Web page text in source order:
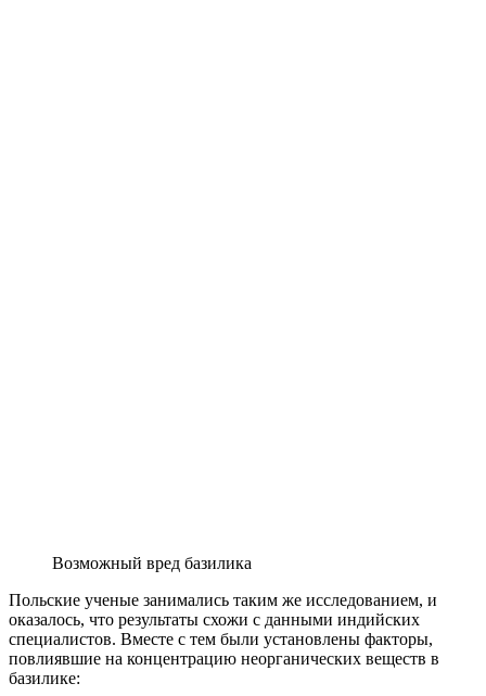
Возможный вред базилика
Польские ученые занимались таким же исследованием, и
оказалось, что результаты схожи с данными индийских
специалистов. Вместе с тем были установлены факторы,
повлиявшие на концентрацию неорганических веществ в
базилике: